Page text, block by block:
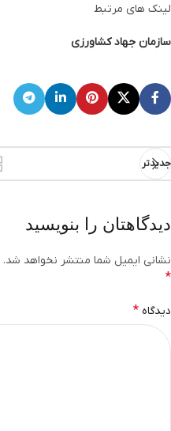
لینک های مرتبط
سازمان جهاد کشاورزی
جدیدتر
دیدگاهتان را بنویسید
نشانی ایمیل شما منتشر نخواهد شد.
*
دیدگاه *